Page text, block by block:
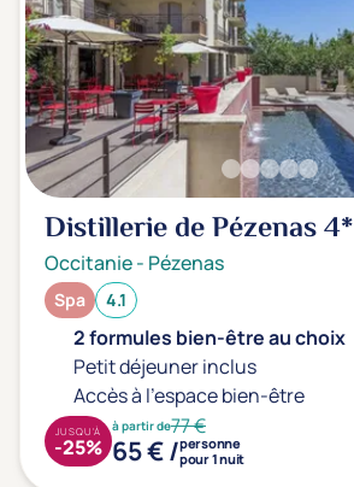
Distillerie de Pézenas4*
Occitanie- Pézenas
Spa 4.1
2 formules bien-être au choix
Petit déjeuner inclus
Accès à l'espace bien-être
à partir de77 €
65 € /personne
pour 1 nuit
JUSQU'À
-25%